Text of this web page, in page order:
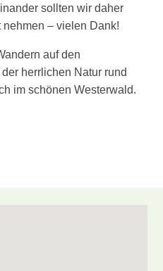
sollten wir daher
– vielen Dank!
auf den
herrlichen Natur rund
im schönen Westerwald.